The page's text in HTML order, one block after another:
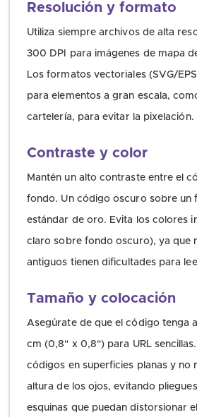
Resolución y formato
Utiliza siempre archivos de alta
300 DPI para imágenes de mapa
Los formatos vectoriales (SVG/
para elementos a gran escala,
cartelería, para evitar la pixelación.
Contraste y color
Mantén un alto contraste entre el
fondo. Un código oscuro sobre un
estándar de oro. Evita los colores
claro sobre fondo oscuro), ya que
antiguos tienen dificultades para
Tamaño y colocación
Asegúrate de que el código tenga
cm (0,8" x 0,8") para URL
códigos en superficies planas y no
altura de los ojos, evitando
esquinas que puedan distorsionar